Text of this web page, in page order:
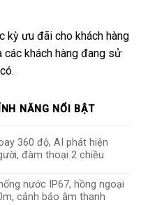
kỳ ưu đãi cho khách hàng
khách hàng đang sử
NĂNG NỔI BẬT
360 độ, AI phát hiện
đàm thoại 2 chiều
nước IP67, hồng ngoại
cảnh báo âm thanh